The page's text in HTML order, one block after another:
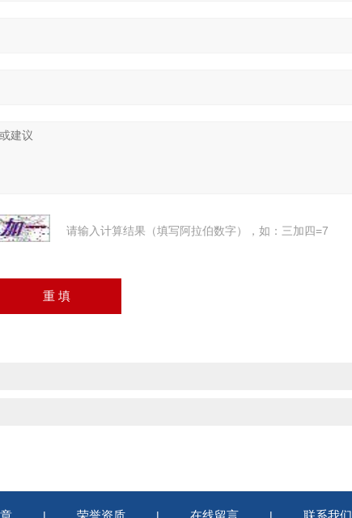
请输入计算结果（填写阿拉伯数字），如：三加四=7
荣誉资质 在线留言 联系我们